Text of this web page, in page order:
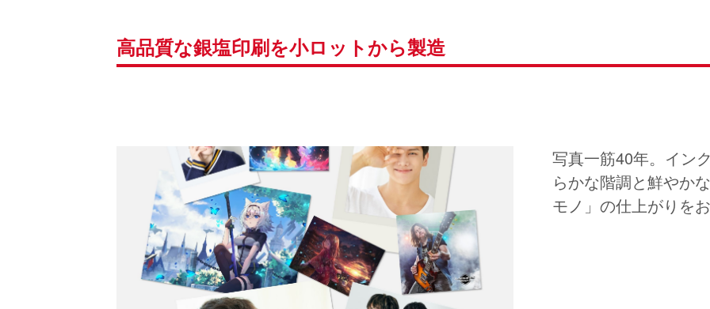
高品質な銀塩印刷を小ロットから製造
写真一筋40年。イン
らかな階調と鮮やか
モノ」の仕上がりを